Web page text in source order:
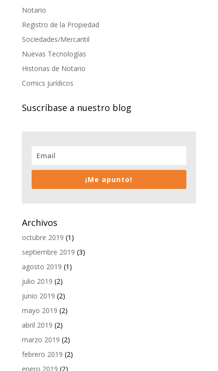
Notario
Registro de la Propiedad
Sociedades/Mercantil
Nuevas Tecnologías
Historias de Notario
Comics jurídicos
Suscríbase a nuestro blog
¡Me apunto!
Archivos
octubre 2019 (1)
septiembre 2019 (3)
agosto 2019 (1)
julio 2019 (2)
junio 2019 (2)
mayo 2019 (2)
abril 2019 (2)
marzo 2019 (2)
febrero 2019 (2)
enero 2019 (2)